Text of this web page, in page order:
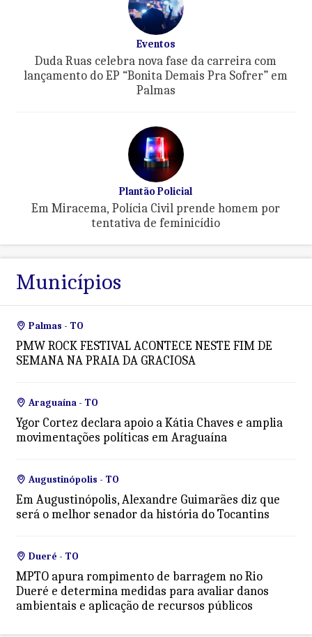
Eventos
Duda Ruas celebra nova fase da carreira com
lançamento do EP “Bonita Demais Pra Sofrer” em
Palmas
Plantão Policial
Em Miracema, Polícia Civil prende homem por
tentativa de feminicídio
Municípios
Palmas - TO
PMW ROCK FESTIVAL ACONTECE NESTE FIM DE
SEMANA NA PRAIA DA GRACIOSA
Araguaína - TO
Ygor Cortez declara apoio a Kátia Chaves e amplia
movimentações políticas em Araguaína
Augustinópolis - TO
Em Augustinópolis, Alexandre Guimarães diz que
será o melhor senador da história do Tocantins
Dueré - TO
MPTO apura rompimento de barragem no Rio
Dueré e determina medidas para avaliar danos
ambientais e aplicação de recursos públicos